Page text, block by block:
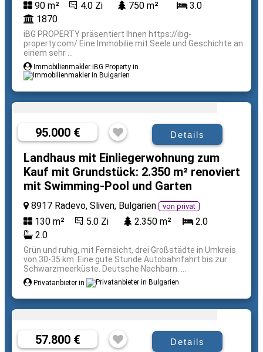
90 m²
4.0 Zi 750 m²
3.0
1870
iBG PROPERTY präsentiert Ihnen https://ibg-
property.com/ Eine Immobilie mit Seele und Geschichte an
einem sehr ...
Immobilienmakler iBG Property in
95.000 € Details
Landhaus mit Einliegerwohnung zum
Kauf mit Grundstück: 2.350 m² renoviert
mit Swimming-Pool und Garten
8917 Radevo, Sliven, Bulgarien von privat
130 m² 5.0 Zi 2.350 m²
2.0
2.0
Grün und ruhig, mit Fernsicht, drei Großstädte in Umkreis
von 30-35 km. Eine gute Stunde Autobahnfahrt bis zur
Schwarzmeerküste. Deutsche Nachbarn. ...
Privatanbieter in
57.800 € Details